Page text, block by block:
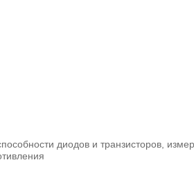
диодов и транзисторов,